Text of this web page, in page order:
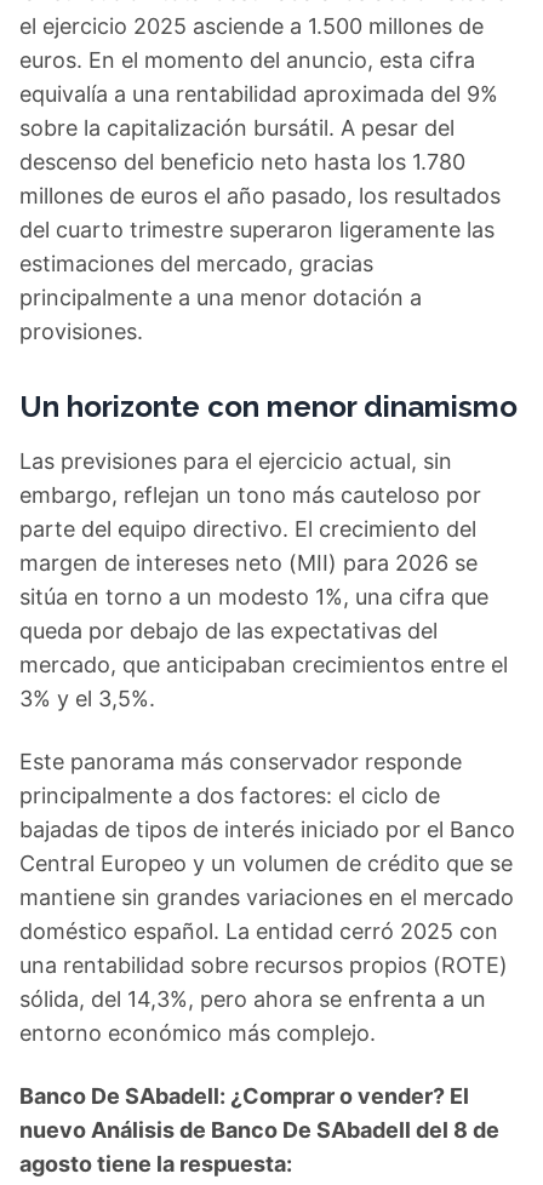
el ejercicio 2025 asciende a 1.500 millones de
euros. En el momento del anuncio, esta cifra
equivalía a una rentabilidad aproximada del 9%
sobre la capitalización bursátil. A pesar del
descenso del beneficio neto hasta los 1.780
millones de euros el año pasado, los resultados
del cuarto trimestre superaron ligeramente las
estimaciones del mercado, gracias
principalmente a una menor dotación a
provisiones.
Un horizonte con menor dinamismo
Las previsiones para el ejercicio actual, sin
embargo, reflejan un tono más cauteloso por
parte del equipo directivo. El crecimiento del
margen de intereses neto (MII) para 2026 se
sitúa en torno a un modesto 1%, una cifra que
queda por debajo de las expectativas del
mercado, que anticipaban crecimientos entre el
3% y el 3,5%.
Este panorama más conservador responde
principalmente a dos factores: el ciclo de
bajadas de tipos de interés iniciado por el Banco
Central Europeo y un volumen de crédito que se
mantiene sin grandes variaciones en el mercado
doméstico español. La entidad cerró 2025 con
una rentabilidad sobre recursos propios (ROTE)
sólida, del 14,3%, pero ahora se enfrenta a un
entorno económico más complejo.
Banco De SAbadell: ¿Comprar o vender? El
nuevo Análisis de Banco De SAbadell del 8 de
agosto tiene la respuesta: